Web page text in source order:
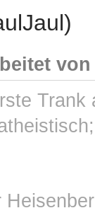
von
Trank